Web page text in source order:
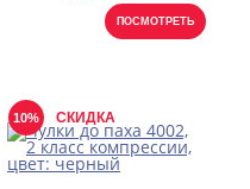
ПОСМОТРЕТЬ
10% СКИДКА